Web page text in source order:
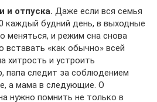
и отпуска. Даже если вся семья
каждый будний день, в выходные
меняться, и режим сна снова
вставать «как обычно» всей
хитрость и устроить
папа следит за соблюдением
а мама в следующие. О
нужно помнить не только в